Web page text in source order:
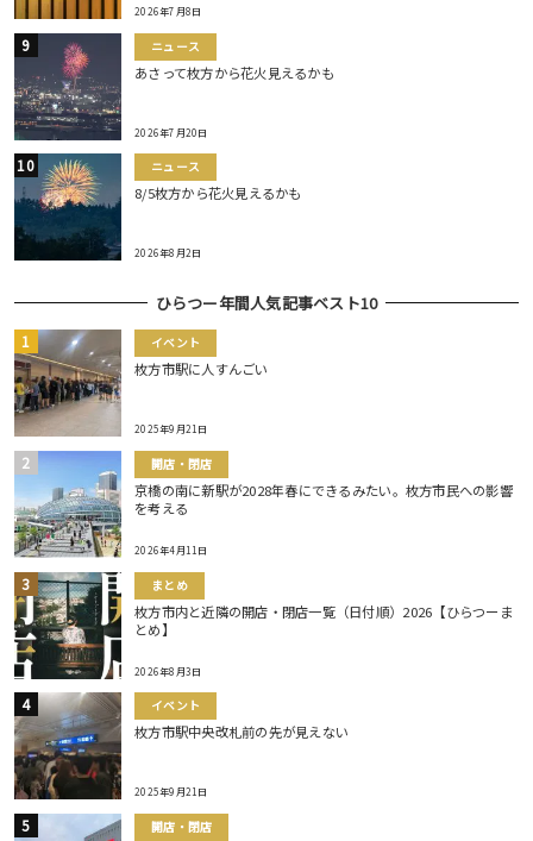
2026年7月8日
ニュース
あさって枚方から花火見えるかも
2026年7月20日
ニュース
8/5枚方から花火見えるかも
2026年8月2日
ひらつー年間人気記事ベスト10
イベント
枚方市駅に人すんごい
2025年9月21日
開店・閉店
京橋の南に新駅が2028年春にできるみたい。枚方市民への影響
を考える
2026年4月11日
まとめ
枚方市内と近隣の開店・閉店一覧（日付順）2026【ひらつーま
とめ】
2026年8月3日
イベント
枚方市駅中央改札前の先が見えない
2025年9月21日
開店・閉店